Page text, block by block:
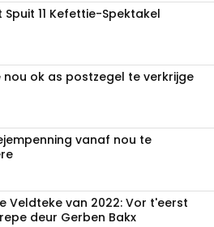
11 Kefettie-Spektakel
nou ok as postzegel te verkrijge
vanaf nou te
Veldteke van 2022: Vor t'eerst
deur Gerben Bakx